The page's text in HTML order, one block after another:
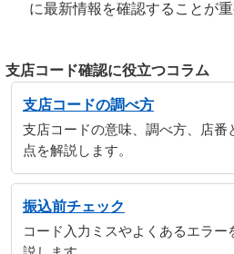
に最新情報を確認することが重
支店コード確認に役立つコラム
支店コードの調べ方
支店コードの意味、調べ方、店番
点を解説します。
振込前チェック
コード入力ミスやよくあるエラ